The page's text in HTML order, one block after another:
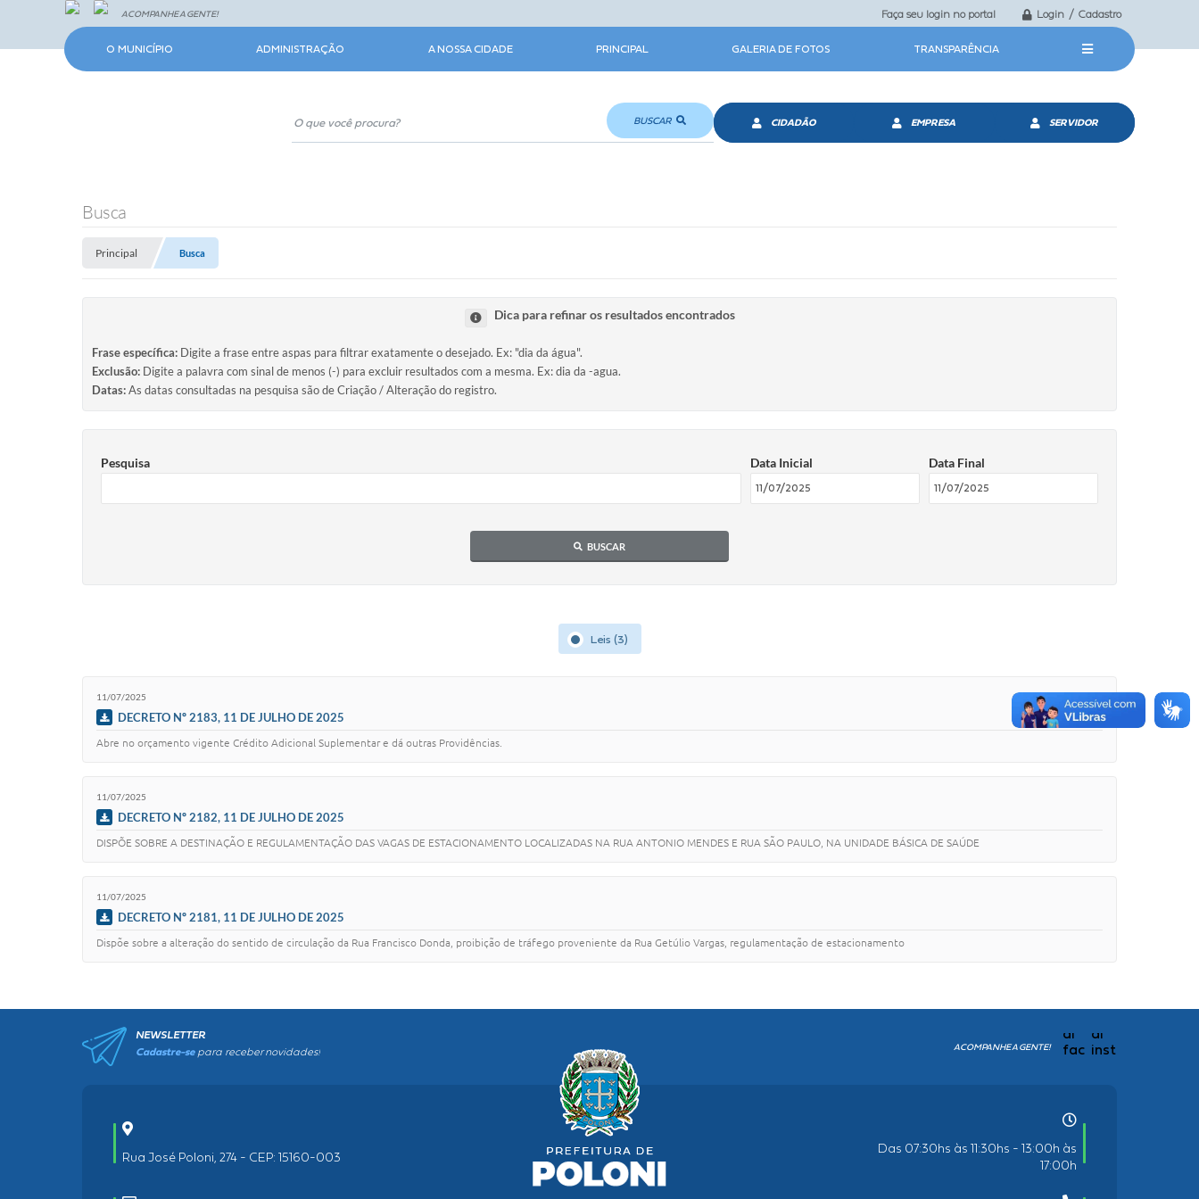
Faça seu login no portal Login / Cadastro
ACOMPANHE A GENTE!
O MUNICÍPIO ADMINISTRAÇÃO A NOSSA CIDADE PRINCIPAL GALERIA DE FOTOS TRANSPARÊNCIA
BUSCAR CIDADÃO EMPRESA SERVIDOR
Busca
Principal Busca
Dica para refinar os resultados encontrados
Frase específica: Digite a frase entre aspas para filtrar exatamente o desejado. Ex: "dia da água".
Exclusão: Digite a palavra com sinal de menos (-) para excluir resultados com a mesma. Ex: dia da -agua.
Datas:As datas consultadas na pesquisa são de Criação / Alteração do registro.
Pesquisa Data Inicial Data Final
BUSCAR
Leis (3)
11/07/2025
DECRETO Nº 2183, 11 DE JULHO DE 2025
Abre no orçamento vigente Crédito Adicional Suplementar e dá outras Providências.
11/07/2025
DECRETO Nº 2182, 11 DE JULHO DE 2025
DISPÕE SOBRE A DESTINAÇÃO E REGULAMENTAÇÃO DAS VAGAS DE ESTACIONAMENTO LOCALIZADAS NA RUA ANTONIO MENDES E RUA SÃO PAULO, NA UNIDADE BÁSICA DE SAÚDE
11/07/2025
DECRETO Nº 2181, 11 DE JULHO DE 2025
Dispõe sobre a alteração do sentido de circulação da Rua Francisco Donda, proibição de tráfego proveniente da Rua Getúlio Vargas, regulamentação de estacionamento
NEWSLETTER
Cadastre-separa receber novidades! ACOMPANHE A GENTE!
Rua José Poloni, 274 - CEP: 15160-003
Das 07:30hs às 11:30hs - 13:00h às
17:00h